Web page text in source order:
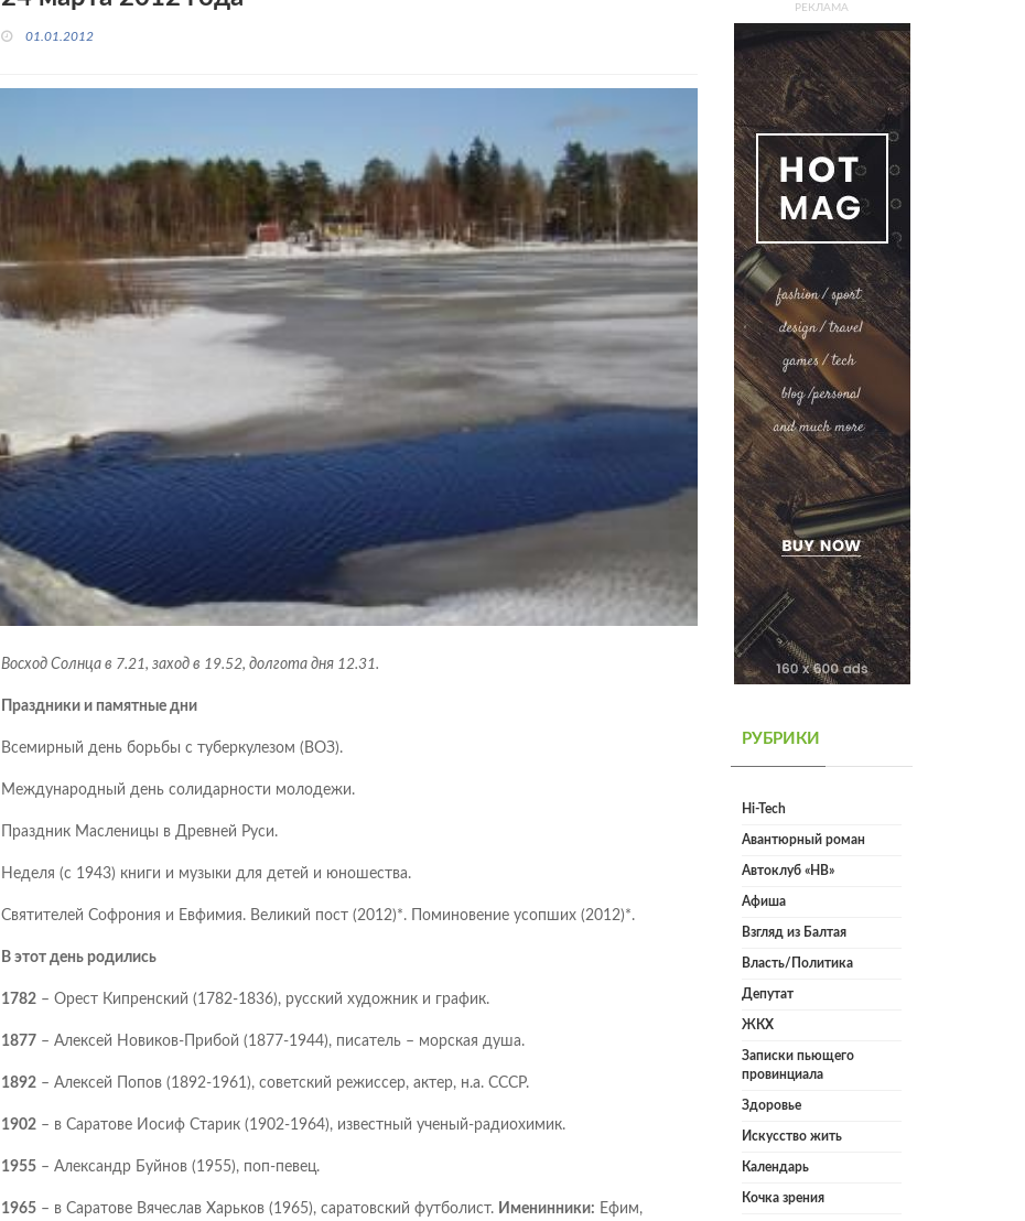
01.01.2012
Восход Солнца в 7.21, заход в 19.52, долгота дня 12.31.
Праздники и памятные дни
Всемирный день борьбы с туберкулезом (ВОЗ).
Международный день солидарности молодежи.
Праздник Масленицы в Древней Руси.
Неделя (с 1943) книги и музыки для детей и юношества.
Святителей Софрония и Евфимия. Великий пост (2012)*. Поминовение усопших (2012)*.
В этот день родились
1782– Орест Кипренский (1782-1836), русский художник и график.
1877– Алексей Новиков-Прибой (1877-1944), писатель – морская душа.
1892– Алексей Попов (1892-1961), советский режиссер, актер, н.а. СССР.
1902– в Саратове Иосиф Старик (1902-1964), известный ученый-радиохимик.
1955– Александр Буйнов (1955), поп-певец.
1965– в Саратове Вячеслав Харьков (1965), саратовский футболист. Именинники: Ефим,
РЕКЛАМА
РУБРИКИ
Hi-Tech
Авантюрный роман
Автоклуб «НВ»
Афиша
Взгляд из Балтая
Власть/Политика
Депутат
ЖКХ
Записки пьющего
провинциала
Здоровье
Искусство жить
Календарь
Кочка зрения